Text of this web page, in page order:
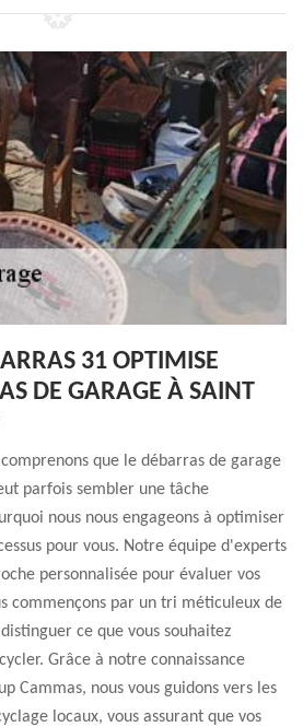
31 OPTIMISE
DE GARAGE À SAINT
que le débarras de garage
parfois sembler une tâche
nous nous engageons à optimiser
pour vous. Notre équipe d'experts
personnalisée pour évaluer vos
commençons par un tri méticuleux de
ce que vous souhaitez
Grâce à notre connaissance
Cammas, nous vous guidons vers les
locaux, vous assurant que vos